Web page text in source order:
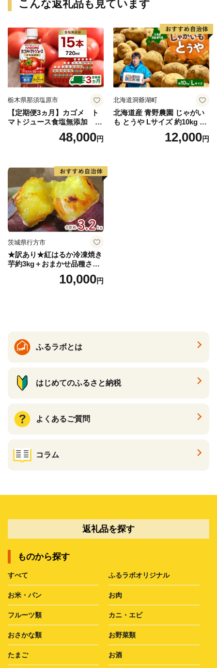
気 糖度 産地直送 農家直送 数
町 ミッチーのおみかん畑
こんな返礼品も見ています
栃木県那須塩原市
【定期便3ヵ月】カゴメ ト
マトジュース食塩無添加 72
0ml PET×15本 1ケース 毎月
届く 3ヵ月 3回コース ns001-
48,000円
北海道洞爺湖町
北海道産 青野農園 じゃがい
も とうや Lサイズ 約10kg 20
26年10月初旬～12月下旬頃お
届け 先行予約 北海道 ジャガ
12,000円
茨城県行方市
★訳あり★紅はるか冷凍焼き
芋約3kg＋おまかせ品種さつ
まいも 合計約3.2kg｜さつ
まいも サツマイモ さつま芋
10,000円
ふるラボとは
はじめてのふるさと納税
よくあるご質問
コラム
返礼品を探す
ものから探す
すべて ふるラボオリジナル
お米・パン お肉
フルーツ類 カニ・エビ
おさかな類 お野菜類
たまご お酒